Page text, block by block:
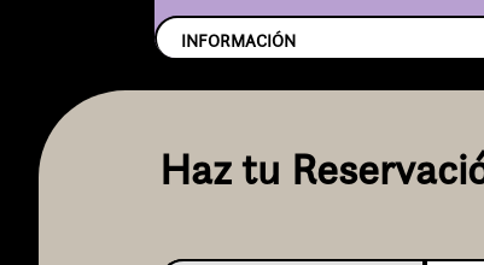
INFORMACIÓN
Haz tu